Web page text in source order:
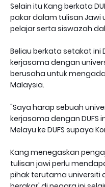
Selain itu Kang berkata
pakar dalam tulisan
pelajar serta siswazah
Beliau berkata setakat ini
kerjasama dengan
berusaha untuk
Malaysia.
"Saya harap sebuah
kerjasama dengan DUFS
Melayu ke DUFS supaya
Kang menegaskan
tulisan jawi perlu
pihak terutama universiti